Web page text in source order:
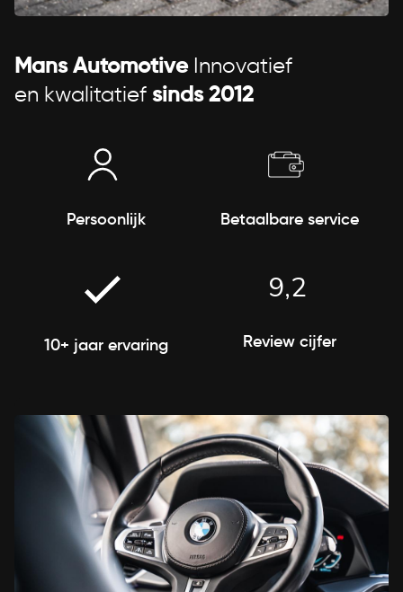
Mans AutomotiveInnovatief
en kwalitatiefsinds 2012
Persoonlijk Betaalbare service
10+ jaar ervaring
9,2
Review cijfer